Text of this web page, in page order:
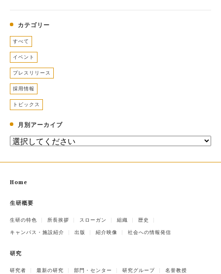
カテゴリー
すべて
イベント
プレスリリース
採用情報
トピックス
月別アーカイブ
Home
生研概要
生研の特色 所長挨拶 スローガン 組織 歴史
キャンパス・施設紹介 出版 紹介映像 社会への情報発信
研究
研究者 最新の研究 部門・センター 研究グループ 名誉教授